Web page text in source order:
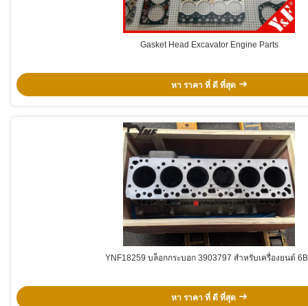
Gasket Head Excavator Engine Parts
หา ราคา ที่ ดี ที่สุด
YNF18259 บล็อกกระบอก 3903797 สําหรับเครื่องยนต์
หา ราคา ที่ ดี ที่สุด